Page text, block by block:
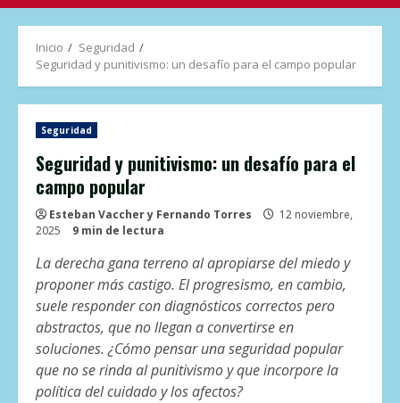
Inicio
Seguridad
Seguridad y punitivismo: un desafío para el campo popular
Seguridad
Seguridad y punitivismo: un desafío para el
campo popular
Esteban Vaccher y Fernando Torres
12 noviembre,
2025
9 min de lectura
La derecha gana terreno al apropiarse del miedo y
proponer más castigo. El progresismo, en cambio,
suele responder con diagnósticos correctos pero
abstractos, que no llegan a convertirse en
soluciones. ¿Cómo pensar una seguridad popular
que no se rinda al punitivismo y que incorpore la
política del cuidado y los afectos?